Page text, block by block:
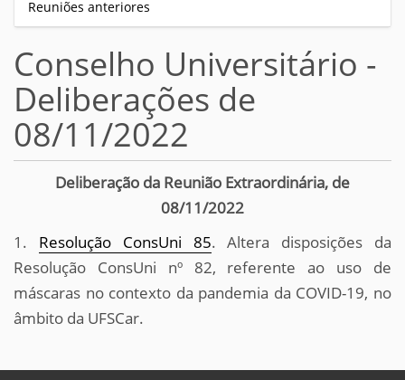
Reuniões anteriores
Conselho Universitário -
Deliberações de
08/11/2022
Deliberação da Reunião Extraordinária, de
08/11/2022
1. Resolução ConsUni 85. Altera disposições da
Resolução ConsUni nº 82, referenteao uso de
máscaras no contexto da pandemia da COVID-19, no
âmbito da UFSCar.